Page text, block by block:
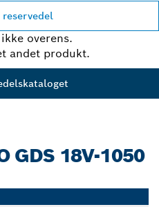
overens.
andet produkt.
GDS 18V-1050